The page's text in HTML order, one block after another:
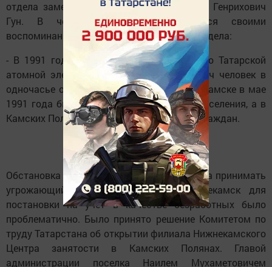
отдела замечательный человек Владимир Генрихович
Гун. В честь юбилея он поделился своими
воспоминаниями о начале деятельности отдела:
- В 1991 году прекратилось строительство Татарской
атомной электростанции. Несколько тысяч человек в
одночасье остались без работы. В Нижнекамске в мае
1991 года был открыт Центр занятости населения, а в
Камских Полянах - Комитет безработных граждан.
Обстановка с безработицей в поселке стала принимать
угрожающий характер. Ездить в Нижнекамск для
постановки на учет в качестве безработных было
проблематично. Было принято решение Комитетом по
труду Татарстана об открытии филиала Нижнекамского
Центра занятости в Камских Полянах. Главой
администрации поселка Наилем Мухаметовичем